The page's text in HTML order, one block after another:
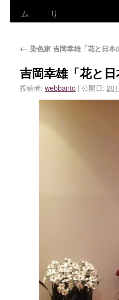
ム
り
← 染色家 吉岡幸雄「花と日
吉岡幸雄「花と
投稿者: webbanto | 公開日: